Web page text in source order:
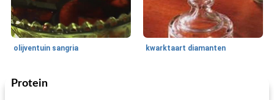
olijventuin sangria kwarktaart diamanten
Feestdagen en evenementen
Protein